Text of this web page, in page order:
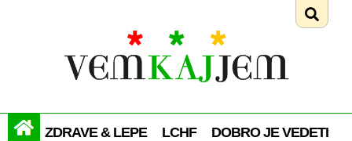
ZDRAVE & LEPE LCHF
DOBRO JE VEDETI